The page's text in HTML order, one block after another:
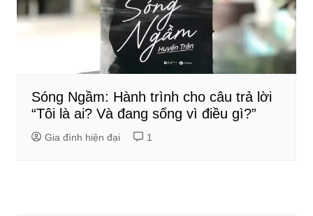
Sóng Ngầm: Hành trình cho câu trả lời
“Tôi là ai? Và đang sống vì điều gì?”
Gia đình hiện đại 1